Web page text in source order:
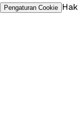
Pengaturan Cookie
Hak